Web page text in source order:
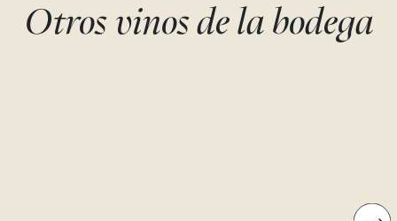
Otros vinos de la bodega